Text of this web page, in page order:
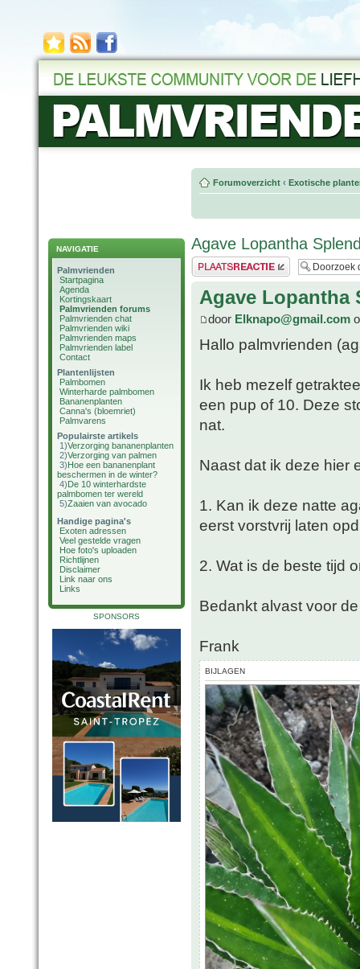
NAVIGATIE
Palmvrienden
Startpagina
Agenda
Kortingskaart
Palmvrienden forums
Palmvrienden chat
Palmvrienden wiki
Palmvrienden maps
Palmvrienden label
Contact
Plantenlijsten
Palmbomen
Winterharde palmbomen
Bananenplanten
Canna's (bloemriet)
Palmvarens
Populairste artikels
1)Verzorging bananenplanten
2)Verzorging van palmen
3)Hoe een bananenplant
beschermen in de winter?
4)De 10 winterhardste
palmbomen ter wereld
5)Zaaien van avocado
Handige pagina's
Exoten adressen
Veel gestelde vragen
Hoe foto's uploaden
Richtlijnen
Disclaimer
Link naar ons
Links
SPONSORS
Forumoverzicht ‹ Exotische
Agave Lopantha
Plaats een reactie
Agave Lopantha
door Elknapo@gmail.com
Hallo palmvrienden
Ik heb mezelf
een pup of 10. Deze
nat.
Naast dat ik deze hier
1. Kan ik deze natte
eerst vorstvrij laten
2. Wat is de beste tijd
Bedankt alvast voor
Frank
BIJLAGEN